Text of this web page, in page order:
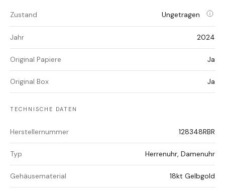
Zustand Ungetragen
Jahr 2024
Original Papiere Ja
Original Box Ja
TECHNISCHE DATEN
Herstellernummer 128348RBR
Typ Herrenuhr, Damenuhr
Gehäusematerial 18kt Gelbgold